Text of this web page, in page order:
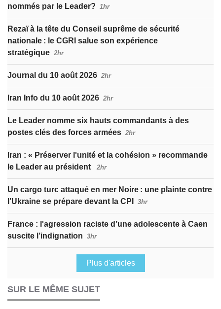
nommés par le Leader? 1hr
Rezaï à la tête du Conseil suprême de sécurité
nationale : le CGRI salue son expérience
stratégique 2hr
Journal du 10 août 2026 2hr
Iran Info du 10 août 2026 2hr
Le Leader nomme six hauts commandants à des
postes clés des forces armées 2hr
Iran : « Préserver l'unité et la cohésion » recommande
le Leader au président
2hr
Un cargo turc attaqué en mer Noire : une plainte contre
l’Ukraine se prépare devant la CPI
3hr
France : l'agression raciste d’une adolescente à Caen
suscite l’indignation 3hr
Plus d'articles
SUR LE MÊME SUJET